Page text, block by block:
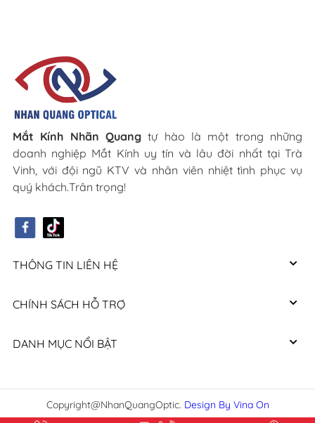
Mắt Kính Nhãn Quangtự hào là một trong những
doanh nghiệp Mắt Kính uy tín và lâu đời nhất tại Trà
Vinh, với đội ngũ KTV và nhân viên nhiệt tình phục vụ
quý khách.Trân trọng!
THÔNG TIN LIÊN HỆ
CHÍNH SÁCH HỖ TRỢ
DANH MỤC NỔI BẬT
Copyright@NhanQuangOptic. Design By Vina On